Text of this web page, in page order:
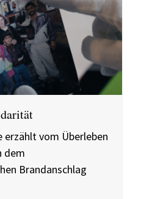
erzählt vom Überleben
dem
Brandanschlag